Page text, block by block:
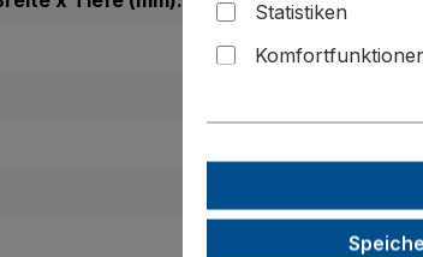
955
Statistiken